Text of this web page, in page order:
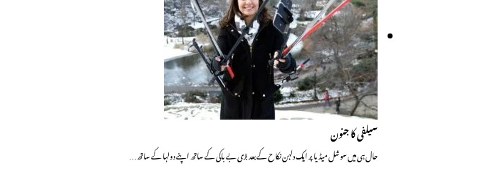
سیلفی کا جنون
حال ہی میں سوشل میڈیا پر ایک دلہن نکاح کے بعد بڑی بے باکی کے ساتھ اپنے دولہا کے ساتھ…